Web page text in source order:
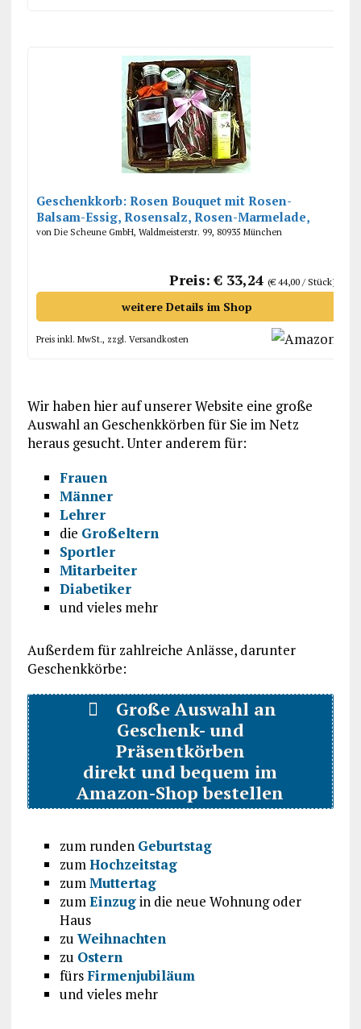
Geschenkkorb: Rosen Bouquet mit Rosen-
Balsam-Essig, Rosensalz, Rosen-Marmelade,
Schokolade mit Rosenblüten
von Die Scheune GmbH, Waldmeisterstr. 99, 80935 München
Preis: € 33,24 (€ 44,00 / Stück)
weitere Details im Shop
Preis inkl. MwSt., zzgl. Versandkosten
Wir haben hier auf unserer Website eine große
Auswahl an Geschenkkörben für Sie im Netz
heraus gesucht. Unter anderem für:
Frauen
Männer
Lehrer
die Großeltern
Sportler
Mitarbeiter
Diabetiker
und vieles mehr
Außerdem für zahlreiche Anlässe, darunter
Geschenkkörbe:
Große Auswahl an
Geschenk- und
Präsentkörben
direkt und bequem im
Amazon-Shop bestellen
zum runden Geburtstag
zum Hochzeitstag
zum Muttertag
zum Einzugin die neue Wohnung oder
Haus
zu Weihnachten
zu Ostern
fürsFirmenjubiläum
und vieles mehr